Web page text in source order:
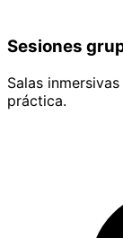
Sesiones
Salas
práctica.